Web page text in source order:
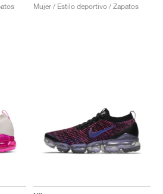
Mujer / Estilo deportivo / Zapatos